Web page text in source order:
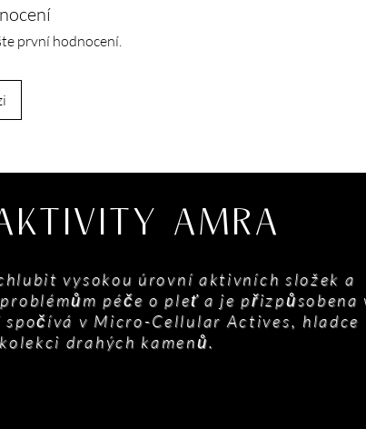
první hodnocení.
AMRA
vysokou úrovní aktivních složek a
péče o pleť a je přizpůsobena
v Micro-Cellular Actives, hladce
drahých kamenů.